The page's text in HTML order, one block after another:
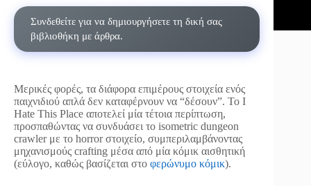
Συνδεθείτε για να δημιουργήσετε τη δική σας
βιβλιοθήκη με άρθρα.
Μερικές φορές, τα διάφορα επιμέρους στοιχεία ενός
παιχνιδιού απλά δεν καταφέρνουν να “δέσουν”. To I
Hate This Place αποτελεί μία τέτοια περίπτωση,
προσπαθώντας να συνδυάσει το isometric dungeon
crawler με το horror στοιχείο, συμπεριλαμβάνοντας
μηχανισμούς crafting μέσα από μία κόμικ αισθητική
(εύλογο, καθώς βασίζεται στο φερώνυμο κόμικ).